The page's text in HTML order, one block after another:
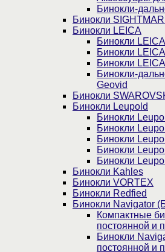
Бинокли-
Бинокли
Бинокли LEICA
Бинокли
Бинокли
Бинокли
Бинокли-
Geovid
Бинокли
Бинокли Leupold
Бинокли
Бинокли
Бинокли
Бинокли
Бинокли
Бинокли Kahles
Бинокли VORTEX
Бинокли Redfied
Бинокли Navigator
Компактные
постоянной и
Бинокли
постоянной и